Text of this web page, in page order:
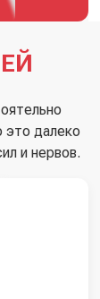
это далеко
и нервов.